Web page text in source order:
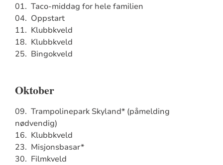
01. Taco-middag for hele familien
04. Oppstart
11. Klubbkveld
18. Klubbkveld
25. Bingokveld
Oktober
09. Trampolinepark Skyland* (påmelding
nødvendig)
16. Klubbkveld
23. Misjonsbasar*
30. Filmkveld